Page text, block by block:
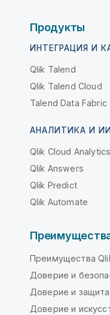
Продукты
ИНТЕГРАЦИЯ И
Qlik Talend
Qlik Talend Cloud
Talend Data Fabric
АНАЛИТИКА И ИИ
Qlik Cloud Analytics
Qlik Answers
Qlik Predict
Qlik Automate
Преимущества
Доверие и
Доверие и
Доверие и